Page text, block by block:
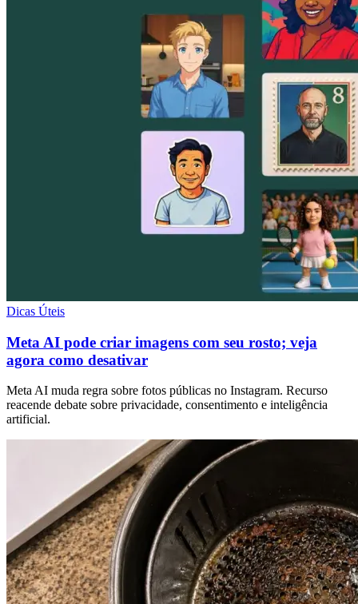
Dicas Úteis
Meta AI pode criar imagens com seu rosto; veja
agora como desativar
Meta AI muda regra sobre fotos públicas no Instagram. Recurso
reacende debate sobre privacidade, consentimento e inteligência
artificial.